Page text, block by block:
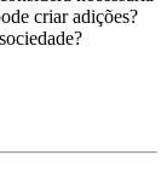
criar adições?